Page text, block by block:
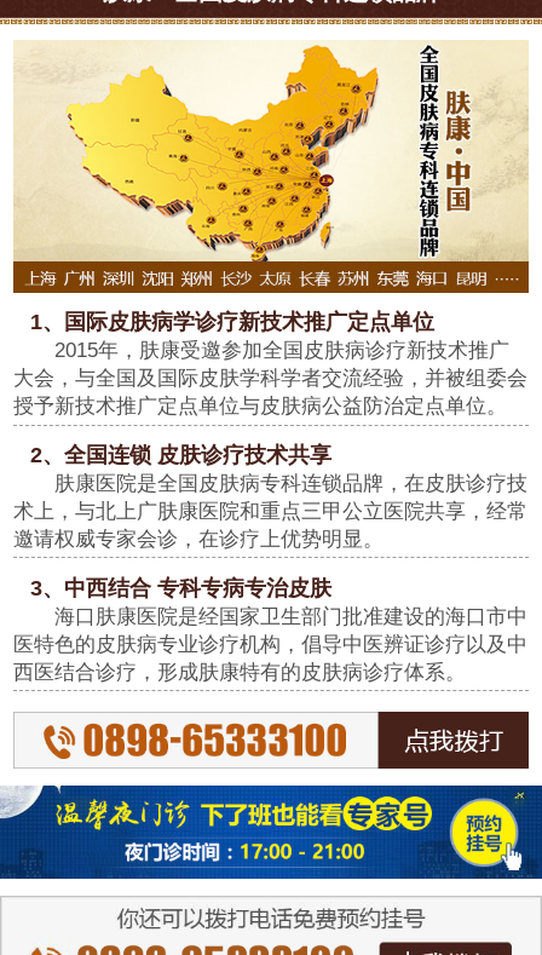
1、国际皮肤病学诊疗新技术推广定点单位
2015年，肤康受邀参加全国皮肤病诊疗新技术推广
大会，与全国及国际皮肤学科学者交流经验，并被组委会
授予新技术推广定点单位与皮肤病公益防治定点单位。
2、全国连锁 皮肤诊疗技术共享
肤康医院是全国皮肤病专科连锁品牌，在皮肤诊疗技
术上，与北上广肤康医院和重点三甲公立医院共享，经常
邀请权威专家会诊，在诊疗上优势明显。
3、中西结合 专科专病专治皮肤
海口肤康医院是经国家卫生部门批准建设的海口市中
医特色的皮肤病专业诊疗机构，倡导中医辨证诊疗以及中
西医结合诊疗，形成肤康特有的皮肤病诊疗体系。